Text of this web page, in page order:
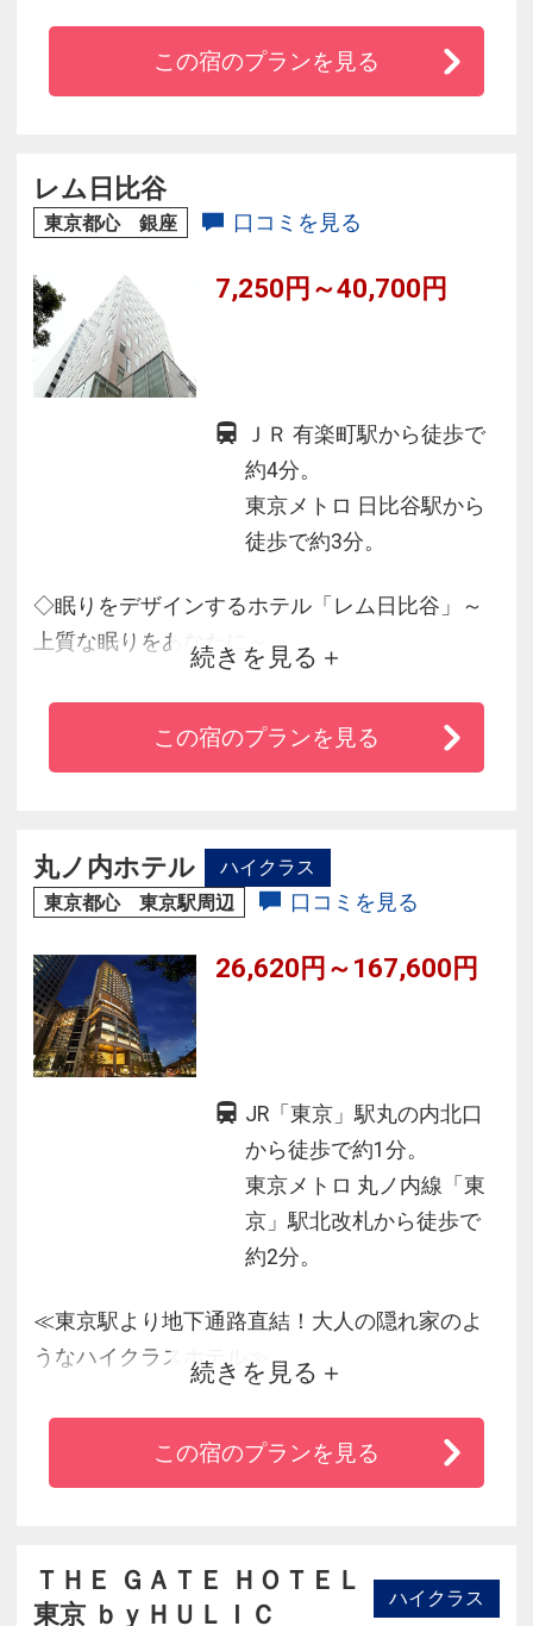
から人形町駅直通なので、ビジネス・観光どこ
へ行くのも好アクセスです！
この宿のプランを見る
レム日比谷
東京都心 銀座 口コミを見る
7,250円～40,700円
ＪＲ 有楽町駅から徒歩で
約4分。
東京メトロ 日比谷駅から
徒歩で約3分。
◇眠りをデザインするホテル「レム日比谷」～
上質な眠りをあなたに～
◇周辺には、東京宝塚劇場をはじめ数々の劇場
や美術館が立ち並びます。
◇JR有楽町駅から徒歩約4分、銀座へも徒歩圏内
続きを見る
この宿のプランを見る
丸ノ内ホテル
ハイクラス
東京都心 東京駅周辺
口コミを見る
26,620円～167,600円
JR「東京」駅丸の内北口
から徒歩で約1分。
東京メトロ 丸ノ内線「東
京」駅北改札から徒歩で
約2分。
≪東京駅より地下通路直結！大人の隠れ家のよ
うなハイクラスホテル≫
◆東京駅丸の内北口より徒歩約１分！
◆全室禁煙！東京駅を真下にご覧頂けるお部屋
◆羽田空港第１ターミナルよりリムジンバスで
約35分！
続きを見る
この宿のプランを見る
ＴＨＥ ＧＡＴＥ ＨＯＴＥＬ
東京 ｂｙＨＵＬＩＣ
ハイクラス